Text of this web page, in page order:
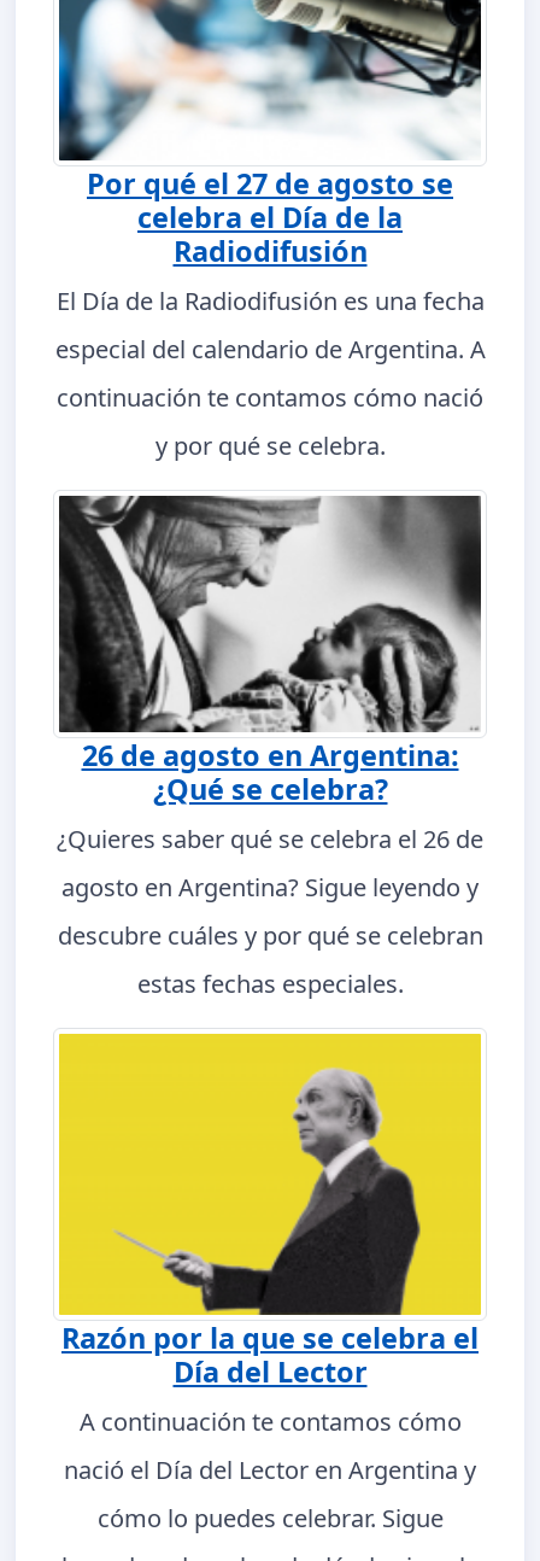
Por qué el 27 de agosto se
celebra el Día de la
Radiodifusión
El Día de la Radiodifusión es una fecha
especial del calendario de Argentina. A
continuación te contamos cómo nació
y por qué se celebra.
26 de agosto en Argentina:
¿Qué se celebra?
¿Quieres saber qué se celebra el 26 de
agosto en Argentina? Sigue leyendo y
descubre cuáles y por qué se celebran
estas fechas especiales.
Razón por la que se celebra el
Día del Lector
A continuación te contamos cómo
nació el Día del Lector en Argentina y
cómo lo puedes celebrar. Sigue